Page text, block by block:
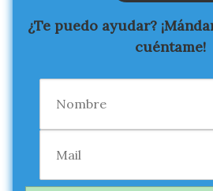
¿Te puedo ayudar?
cuéntame!